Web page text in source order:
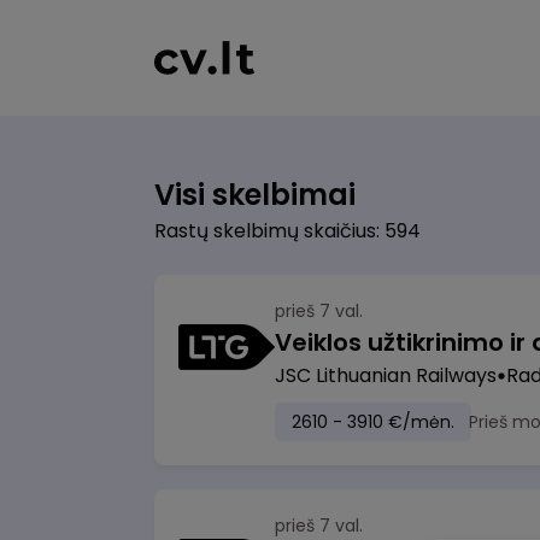
Visi skelbimai
Rastų skelbimų skaičius: 594
prieš 7 val.
JSC Lithuanian Railways
2610 - 3910 €/mėn. Prieš
prieš 7 val.